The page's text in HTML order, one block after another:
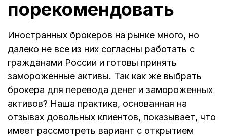
порекомендовать
Иностранных брокеров на рынке много, но
далеко не все из них согласны работать с
гражданами России и готовы принять
замороженные активы. Так как же выбрать
брокера для перевода денег и замороженных
активов? Наша практика, основанная на
отзывах довольных клиентов, показывает, что
имеет рассмотреть вариант с открытием